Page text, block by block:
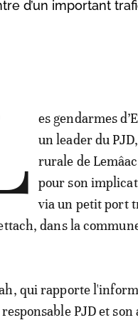
d’un important
es gendarmes
un leader du
rurale de
pour son
via un petit port
dans la
qui rapporte
PJD et